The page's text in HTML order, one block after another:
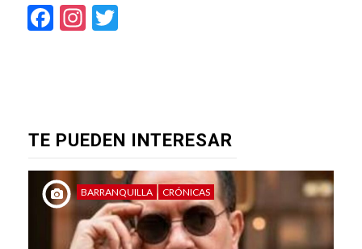
Facebook
Instagram
TE PUEDEN INTERESAR
BARRANQUILLA CRÓNICAS